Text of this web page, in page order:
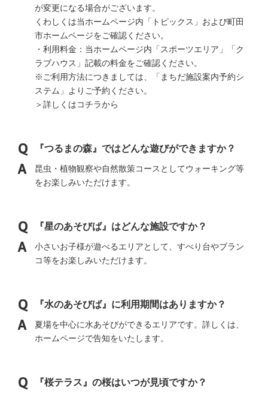
が変更になる場合がございます。
くわしくは当ホームページ内「トピックス」および町田
市ホームページをご確認ください。
・利用料金：当ホームページ内「スポーツエリア」「ク
ラブハウス」記載の料金をご確認ください。
※ご利用方法につきましては、「まちだ施設案内予約シ
ステム」よりご予約ください。
＞詳しくはコチラから
『つるまの森』ではどんな遊びができますか？
昆虫・植物観察や自然散策コースとしてウォーキング等
をお楽しみいただけます。
『星のあそびば』はどんな施設ですか？
小さいお子様が遊べるエリアとして、すべり台やブラン
コ等をお楽しみいただけます。
『水のあそびば』に利用期間はありますか？
夏場を中心に水あそびができるエリアです。詳しくは、
ホームページで告知をいたします。
『桜テラス』の桜はいつが見頃ですか？